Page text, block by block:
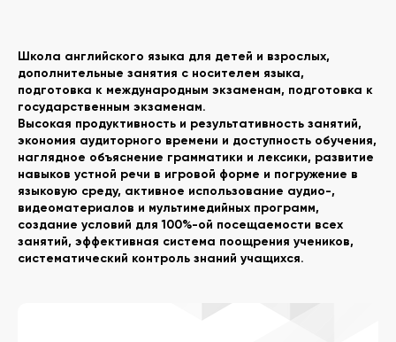
Школа английского языка для детей и взрослых,
дополнительные занятия с носителем языка,
подготовка к международным экзаменам, подготовка к
государственным экзаменам.
Высокая продуктивность и результативность занятий,
экономия аудиторного времени и доступность обучения,
наглядное объяснение грамматики и лексики, развитие
навыков устной речи в игровой форме и погружение в
языковую среду, активное использование аудио-,
видеоматериалов и мультимедийных программ,
создание условий для 100%-ой посещаемости всех
занятий, эффективная система поощрения учеников,
систематический контроль знаний учащихся.